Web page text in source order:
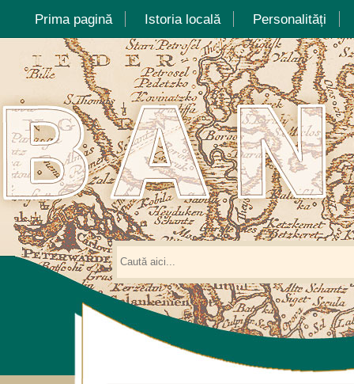
Prima pagină Istoria locală Personalități